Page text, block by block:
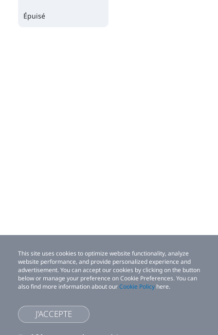
This site uses cookies to optimize website functionality, analyze
website performance, and provide personalized experience and
advertisement. You can accept our cookies by clicking on the button
below or manage your preference on Cookie Preferences. You can
also find more information about ourCookie Policy here.
J'ACCEPTE
Épuisé